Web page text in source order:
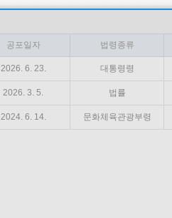
공포일자 법령종류
2026. 6. 23. 대통령령
2026. 3. 5. 법률
2024. 6. 14. 문화체육관광부령